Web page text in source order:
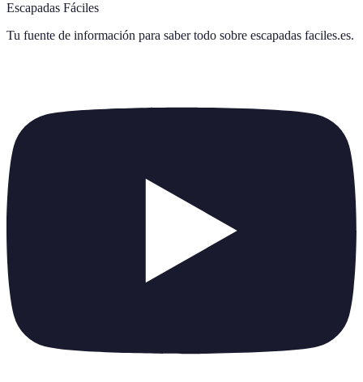
Escapadas Fáciles
Tu fuente de información para saber todo sobre escapadas faciles.es.